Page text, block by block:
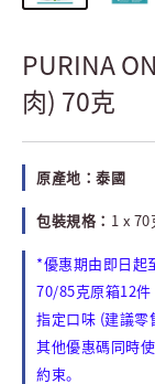
PURINA
肉) 70克
原產地：泰國
包裝規格： 1 x 70
*優惠期由即日起
70/85克原箱12件
指定口味 (建議零
其他優惠碼同時
約束。